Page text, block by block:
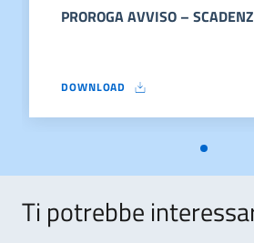
PROROGA AVVISO –
DOWNLOAD
PROROGA AVVISO – SCADENZA
Ti potrebbe